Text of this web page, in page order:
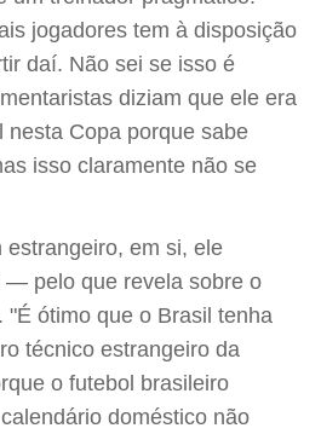
jogadores tem à disposição
daí. Não sei se isso é
diziam que ele era
nesta Copa porque sabe
isso claramente não se
estrangeiro, em si, ele
— pelo que revela sobre o
"É ótimo que o Brasil tenha
técnico estrangeiro da
o futebol brasileiro
doméstico não